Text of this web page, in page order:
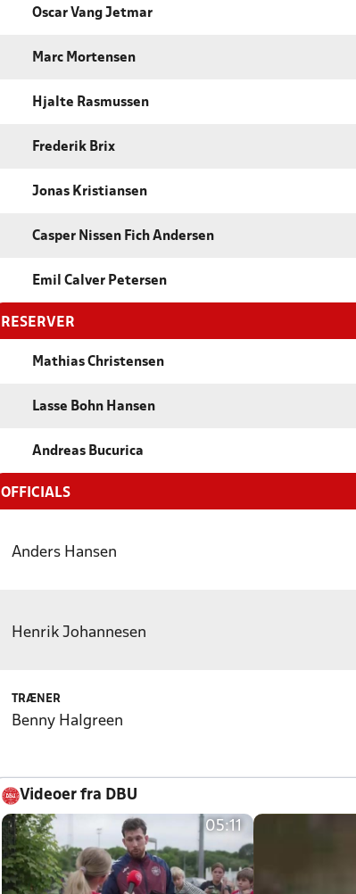
Oscar Vang Jetmar
Marc Mortensen
Hjalte Rasmussen
Frederik Brix
Jonas Kristiansen
Casper Nissen Fich Andersen
Emil Calver Petersen
RESERVER
Mathias Christensen
Lasse Bohn Hansen
Andreas Bucurica
OFFICIALS
Anders Hansen
Henrik Johannesen
TRÆNER
Benny Halgreen
Videoer fra DBU
05:11